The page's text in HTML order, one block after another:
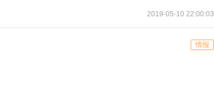
2019-05-10 22:00:03
情报